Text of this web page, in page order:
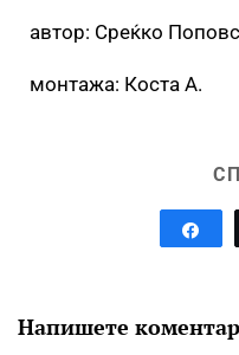
автор: Среќко
монтажа: Коста А.
Напишете коментар